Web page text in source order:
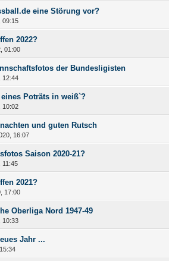
eine Störung vor?
09:15
2022?
01:00
der Bundesligisten
12:44
Poträts in weiß`?
10:02
und guten Rutsch
16:07
Saison 2020-21?
11:45
2021?
17:00
Oberliga Nord 1947-49
10:33
Jahr ...